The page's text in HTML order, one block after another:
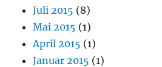
Juli 2015 (8)
Mai 2015 (1)
April 2015 (1)
Januar 2015 (1)